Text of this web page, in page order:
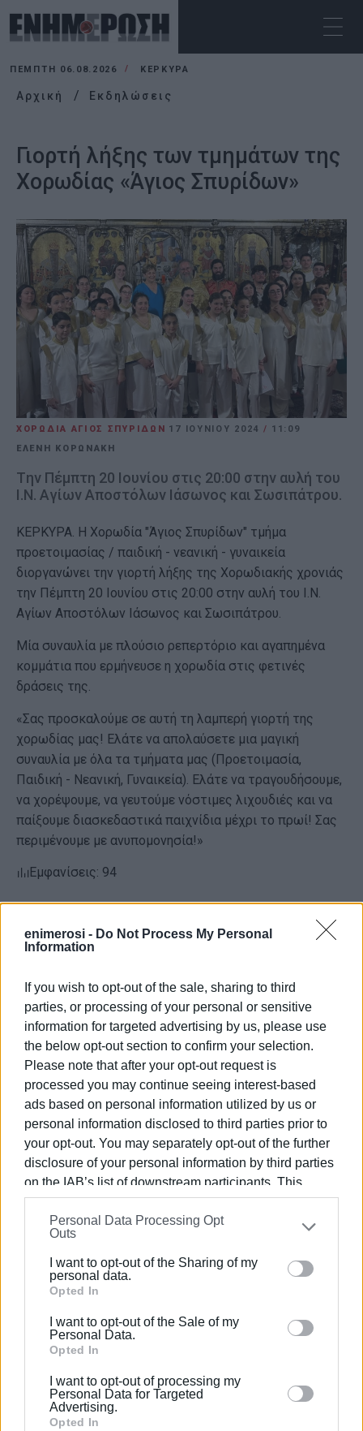
enimerosi - Do Not Process My Personal
Information
If you wish to opt-out of the sale, sharing to third
parties, or processing of your personal or sensitive
information for targeted advertising by us, please use
the below opt-out section to confirm your selection.
Please note that after your opt-out request is
processed you may continue seeing interest-based
ads based on personal information utilized by us or
personal information disclosed to third parties prior to
your opt-out. You may separately opt-out of the further
disclosure of your personal information by third parties
on the IAB’s list of downstream participants. This
information may also be disclosed by us to third parties
on theIAB’s List of Downstream Participants
that may
further disclose it to other third parties.
Please note that this website/app uses one or more
Google services and may gather and store information
behaviour. You may click to grant or deny consent to
Google and its third-party tags to use your data for
section.
Personal Data Processing Opt
Outs
I want to opt-out of the Sharing of my
personal data.
Opted In
I want to opt-out of the Sale of my
Personal Data.
Opted In
I want to opt-out of processing my
Personal Data for Targeted
Advertising.
Opted In
ΠΈΜΠΤΗ 06.08.2026 ΚΕΡΚΥΡΑ
Αρχική Εκδηλώσεις
Γιορτή λήξης των τμημάτων της
Χορωδίας «Άγιος Σπυρίδων»
ΧΟΡΩΔΙΑ ΑΓΙΟΣ ΣΠΥΡΙΔΩΝ 17 ΙΟΥΝΊΟΥ 2024 / 11:09
ΕΛΕΝΗ ΚΟΡΩΝΑΚΗ
Tην Πέμπτη 20 Ιουνίου στις 20:00 στην αυλή του
Ι.Ν. Αγίων Αποστόλων Ιάσωνος και Σωσιπάτρου.
ΚΕΡΚΥΡΑ. Η Χορωδία "Άγιος Σπυρίδων" τμήμα
προετοιμασίας / παιδική - νεανική - γυναικεία
διοργανώνει την γιορτή λήξης της Χορωδιακής χρονιάς
την Πέμπτη 20 Ιουνίου στις 20:00 στην αυλή του Ι.Ν.
Αγίων Αποστόλων Ιάσωνος και Σωσιπάτρου.
Μία συναυλία με πλούσιο ρεπερτόριο και αγαπημένα
κομμάτια που ερμήνευσε η χορωδία στις φετινές
δράσεις της.
«Σας προσκαλούμε σε αυτή τη λαμπερή γιορτή της
χορωδίας μας! Ελάτε να απολαύσετε μια μαγική
συναυλία με όλα τα τμήματα μας (Προετοιμασία,
Παιδική - Νεανική, Γυναικεία). Ελάτε να τραγουδήσουμε,
να χορέψουμε, να γευτούμε νόστιμες λιχουδιές και να
παίξουμε διασκεδαστικά παιχνίδια μέχρι το πρωί! Σας
περιμένουμε με ανυπομονησία!»
Εμφανίσεις: 94
ΕΛΕΝΗ ΚΟΡΩΝΑΚΗ
Εργάζεται στις Εκδόσεις Ενημέρωση από το
1990 σε θέσεις υψηλής ευθύνης. Ειδικεύεται στις
δημόσιες σχέσεις, το ελεύθερο και το
καλλιτεχνικό ρεπορτάζ.
Συνδρομητές στο e-paper